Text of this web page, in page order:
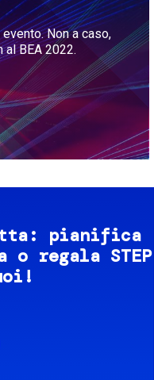
Non a caso,
BEA 2022.
pianifica
regala STEP